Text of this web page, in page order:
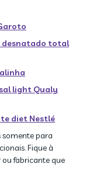
desnatado total
light Qualy
diet Nestlé
somente para
Fique à
fabricante que